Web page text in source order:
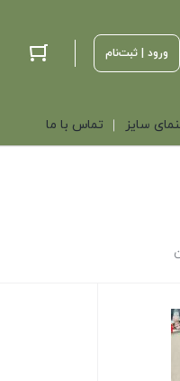
ورود | ثبت‌نام
سایز تماس با ما